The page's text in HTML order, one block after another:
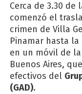
Cerca de 3.30
comenzó el
crimen de Villa
Pinamar hasta
en un móvil de
Buenos Aires,
efectivos del
(GAD).